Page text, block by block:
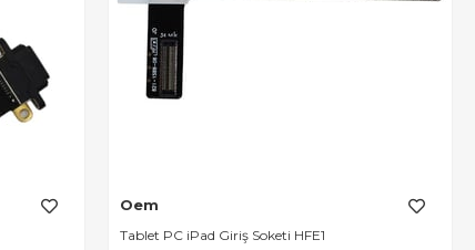
Oem
Tablet PC iPad Giriş Soketi HFE1